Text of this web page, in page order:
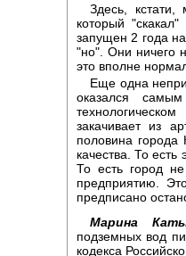
Здесь,
который
запущен 2 года
"но". Они ничего
это вполне
Еще одна
оказался
закачивает из
половина
качества. То
То есть город
предприятию.
предписано
Марина
подземных вод
кодекса